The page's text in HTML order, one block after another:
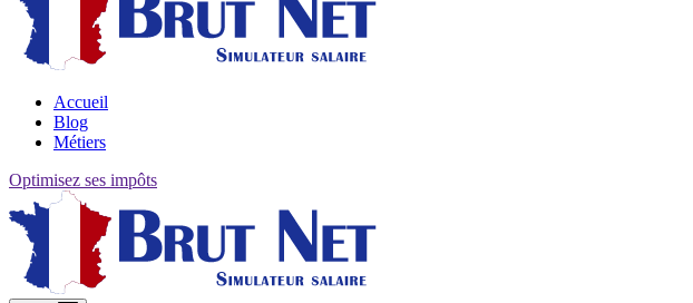
Accueil
Blog
Métiers
Optimisez ses impôts